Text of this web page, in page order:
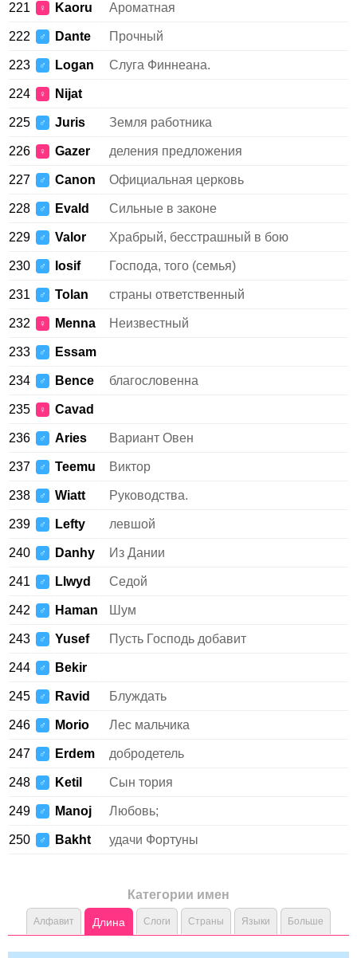
221 ♀ Kaoru Ароматная
222 ♂ Dante Прочный
223 ♂ Logan Слуга Финнеана.
224 ♀ Nijat
225 ♂ Juris Земля работника
226 ♀ Gazer деления предложения
227 ♂ Canon Официальная церковь
228 ♂ Evald Сильные в законе
229 ♂ Valor Храбрый, бесстрашный в бою
230 ♂ Iosif Господа, того (семья)
231 ♂ Tolan страны ответственный
232 ♀ Menna Неизвестный
233 ♂ Essam
234 ♂ Bence благословенна
235 ♀ Cavad
236 ♂ Aries Вариант Овен
237 ♂ Teemu Виктор
238 ♂ Wiatt Руководства.
239 ♂ Lefty левшой
240 ♂ Danhy Из Дании
241 ♂ Llwyd Седой
242 ♂ Haman Шум
243 ♂ Yusef Пусть Господь добавит
244 ♂ Bekir
245 ♂ Ravid Блуждать
246 ♂ Morio Лес мальчика
247 ♂ Erdem добродетель
248 ♂ Ketil Сын тория
249 ♂ Manoj Любовь;
250 ♂ Bakht удачи Фортуны
Категории имен
Алфавит Длина Слоги Страны Языки Больше